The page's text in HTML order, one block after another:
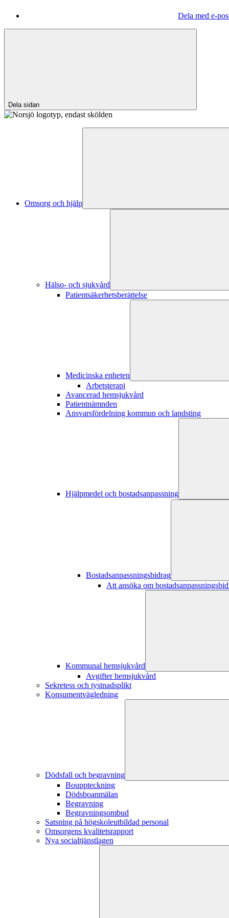
Dela med e-
Dela sidan
Omsorg och hjälp
Hälso- och sjukvård
Patientsäkerhetsberättelse
Medicinska enheten
Arbetsterapi
Avancerad hemsjukvård
Patientnämnden
Ansvarsfördelning kommun och landsting
Hjälpmedel och bostadsanpassning
Bostadsanpassningsbidrag
Att ansöka om
Kommunal hemsjukvård
Avgifter hemsjukvård
Sekretess och tystnadsplikt
Konsumentvägledning
Dödsfall och begravning
Bouppteckning
Dödsboanmälan
Begravning
Begravningsombud
Satsning på högskoleutbildad personal
Omsorgens kvalitetsrapport
Nya socialtjänstlagen